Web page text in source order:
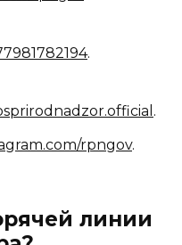
.
.
rpngov.
линии